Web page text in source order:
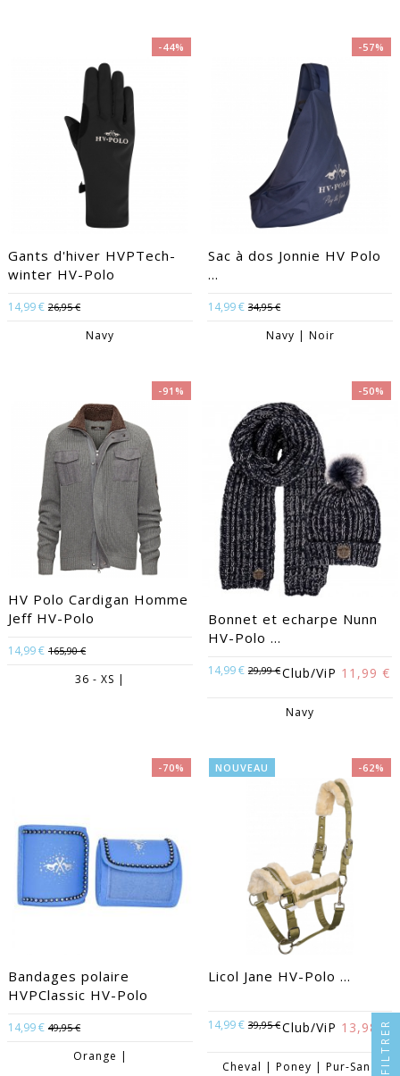
-44%
Gants d'hiver HVPTech-
winter HV-Polo
14,99 € 26,95 €
Navy
-57%
Sac à dos Jonnie HV Polo
...
14,99 € 34,95 €
Navy | Noir
-91%
HV Polo Cardigan Homme
Jeff HV-Polo
14,99 € 165,90 €
36 - XS |
-50%
Bonnet et echarpe Nunn
HV-Polo ...
14,99 € 29,99 €Club/ViP 11,99 €
Navy
-70%
Bandages polaire
HVPClassic HV-Polo
14,99 € 49,95 €
Orange |
NOUVEAU -62%
Licol Jane HV-Polo ...
14,99 € 39,95 €Club/ViP 13,98 €
Cheval | Poney | Pur-Sang FILTRER